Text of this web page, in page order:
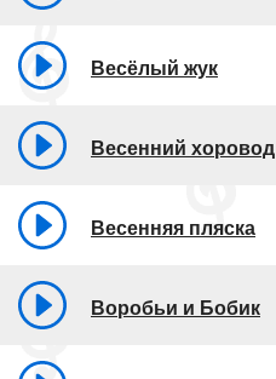
Весёлый жук
Весенний хоровод
Весенняя пляска
Воробьи и Бобик